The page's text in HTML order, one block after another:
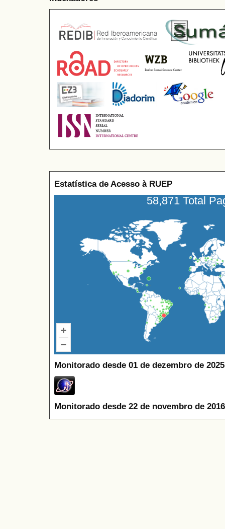
Estatística de Acesso à RUEP
58,871 Total
Monitorado desde 01 de dezembro de
Monitorado desde 22 de novembro de